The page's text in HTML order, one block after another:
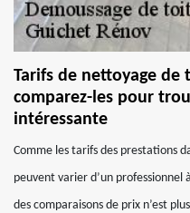
Tarifs de nettoyage de
comparez-les pour
intéressante
Comme les tarifs des prestations
peuvent varier d’un professionnel
des comparaisons de prix n’est